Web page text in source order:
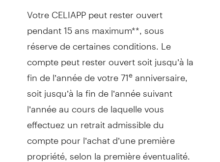
Votre CELIAPP peut rester ouvert
pendant 15 ans maximum**, sous
réserve de certaines conditions. Le
compte peut rester ouvert soit jusqu’à la
fin de l’année de votre 71eanniversaire,
soit jusqu’à la fin de l’année suivant
l’année au cours de laquelle vous
effectuez un retrait admissible du
compte pour l’achat d’une première
propriété, selon la première éventualité.